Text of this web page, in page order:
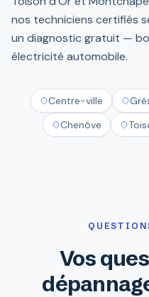
nos techniciens certifiés
un diagnostic gratuit —
électricité automobile.
Centre-ville
Chenôve
Vos